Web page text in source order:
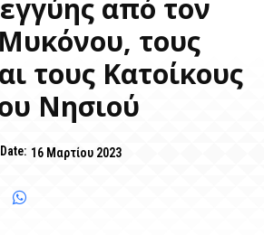
από τον
τους
τους Κατοίκους
Νησιού
Date: 16 Μαρτίου 2023